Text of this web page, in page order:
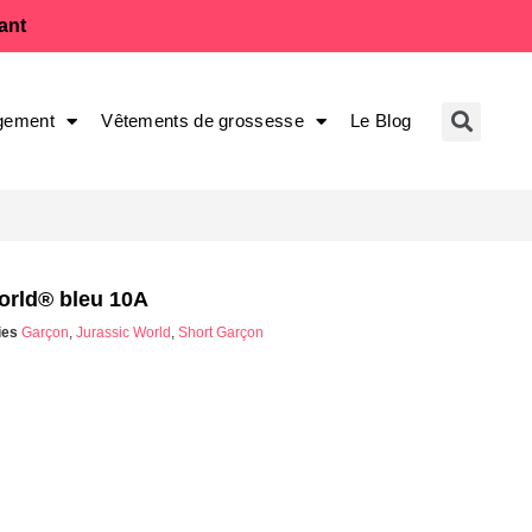
Vêtements de grossesse Le Blog
bleu 10A
Garçon, Jurassic World , Short Garçon